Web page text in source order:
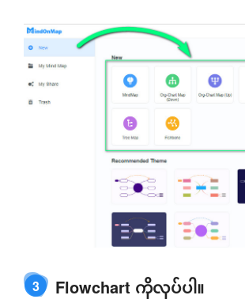
3 Flowchart ကိုလုပ်ပါ။